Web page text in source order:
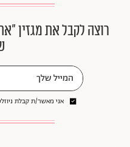
רוצה לקבל את מגזין
אני מאשר/ת קבלת